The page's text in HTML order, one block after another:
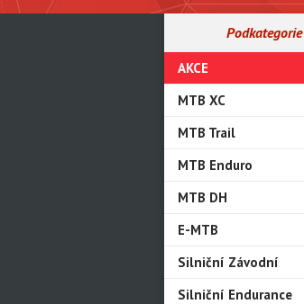
Podkategorie
AKCE
MTB XC
MTB Trail
MTB Enduro
MTB DH
E-MTB
Silniční Závodní
Silniční Endurance